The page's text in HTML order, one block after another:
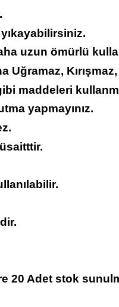
uzun ömürlü
Uğramaz,
maddeleri
yapmayınız.
20 Adet stok